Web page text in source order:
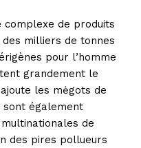
complexe de produits
milliers de tonnes
pour l’homme
grandement le
les mėgots de
sont également
de
des pires pollueurs